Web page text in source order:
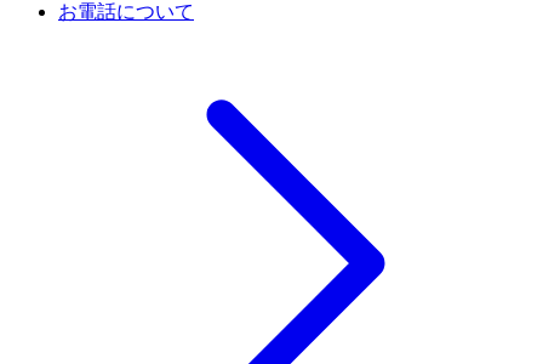
お電話について